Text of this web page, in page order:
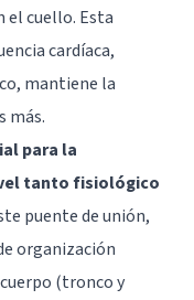
el cuello. Esta
cardíaca,
mantiene la
más.
para la
tanto fisiológico
puente de unión,
organización
(tronco y